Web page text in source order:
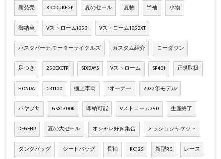
新発売 890DUKEGP 夏のセール 夏物 半袖 小物
御納車 Vストローム1050 Vストローム1050XT
ハスクバーナ モーターサイクルズ カスタム紹介 ローダウン
足つき 250EXCTPI SIXDAYS Vストローム SP401 正規取扱
HONDA CB1100 極上車両 1オーナー 2022年モデル
ハヤブサ GSX1300R 即納可能 Vストローム250 生産終了
DEGENR 夏の大セール オシャレ好き集合 メッシュジャケット
タンクバッグ シートバッグ 長袖 RC125 新型RC レース